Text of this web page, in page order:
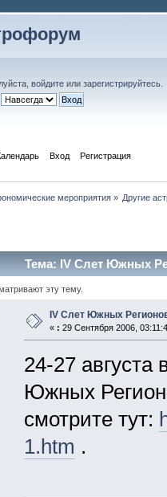
войдите или зарегистрируйтесь
Вход Регистрация
мероприятия» Другие
Тема: IV Слет Южных
эту тему.
IV Слет Южных
« : 29 Сентября 2006,
24-27
Южных
смотрите тут:
1.htm .